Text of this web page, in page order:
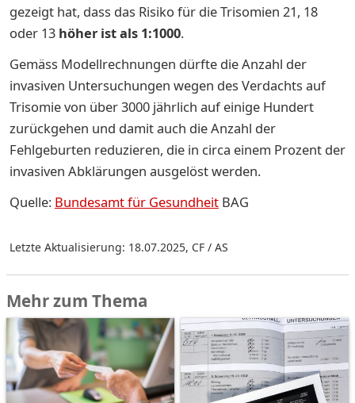
gezeigt hat, dass das Risiko für die Trisomien 21, 18
oder 13 höher ist als 1:1000.
Gemäss Modellrechnungen dürfte die Anzahl der
invasiven Untersuchungen wegen des Verdachts auf
Trisomie von über 3000 jährlich auf einige Hundert
zurückgehen und damit auch die Anzahl der
Fehlgeburten reduzieren, die in circa einem Prozent der
invasiven Abklärungen ausgelöst werden.
Quelle: Bundesamt für Gesundheit BAG
Letzte Aktualisierung: 18.07.2025, CF / AS
Mehr zum Thema